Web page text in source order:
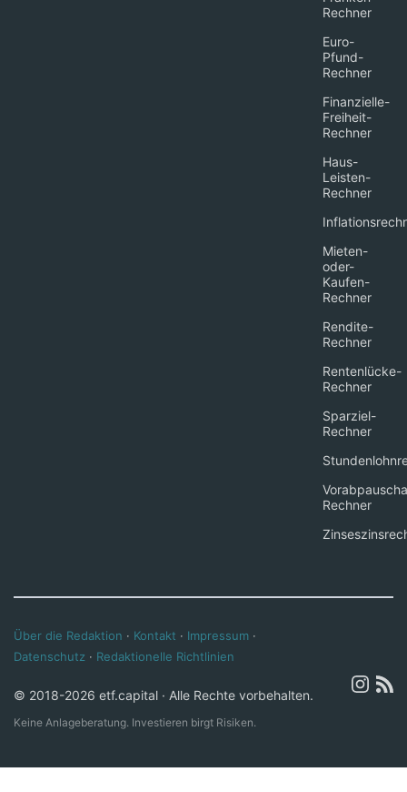
Rechner
Euro-
Pfund-
Rechner
Finanzielle-
Freiheit-
Rechner
Haus-
Leisten-
Rechner
Mieten-
oder-
Kaufen-
Rechner
Rendite-
Rechner
Rentenlücke-
Rechner
Sparziel-
Rechner
Rechner
Über die Redaktion · Kontakt · Impressum ·
Datenschutz · Redaktionelle Richtlinien
© 2018-2026 etf.capital · Alle Rechte vorbehalten.
Keine Anlageberatung. Investieren birgt Risiken.